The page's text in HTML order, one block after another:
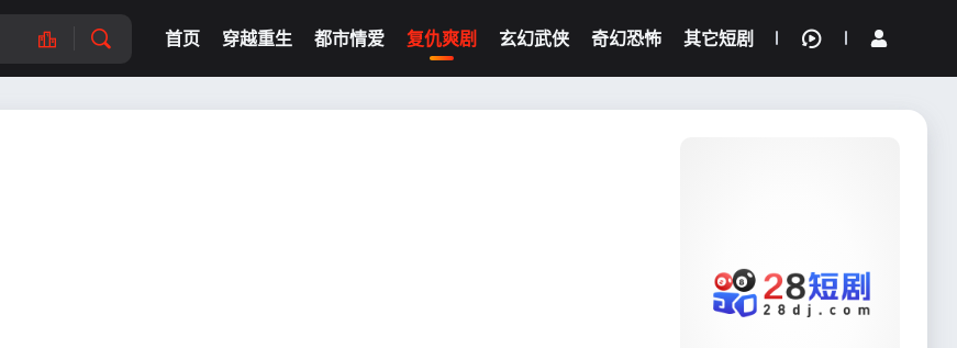
首页 穿越重生 都市情爱 复仇爽剧 玄幻武侠 奇幻恐怖 其它短剧
我的观影记录